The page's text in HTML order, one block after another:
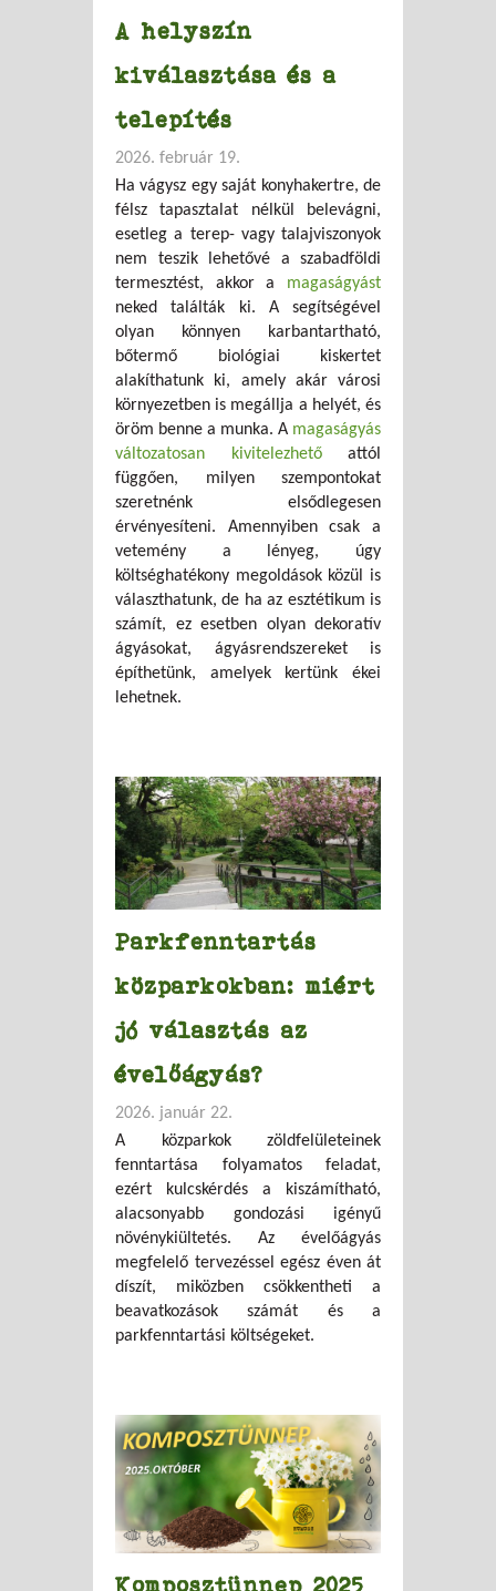
A helyszín
kiválasztása és a
telepítés
2026. február 19.
Ha vágysz egy saját konyhakertre, de
félsz tapasztalat nélkül belevágni,
esetleg a terep- vagy talajviszonyok
nem teszik lehetővé a szabadföldi
termesztést, akkor a magaságyást
neked találták ki. A segítségével
olyan könnyen karbantartható,
bőtermő biológiai kiskertet
alakíthatunk ki, amely akár városi
környezetben is megállja a helyét, és
öröm benne a munka. A magaságyás
változatosan kivitelezhetőattól
függően, milyen szempontokat
szeretnénk elsődlegesen
érvényesíteni. Amennyiben csak a
vetemény a lényeg, úgy
költséghatékony megoldások közül is
választhatunk, de ha az esztétikum is
számít, ez esetben olyan dekoratív
ágyásokat, ágyásrendszereket is
építhetünk, amelyek kertünk ékei
lehetnek.
Parkfenntartás
közparkokban: miért
jó választás az
évelőágyás?
2026. január 22.
A közparkok zöldfelületeinek
fenntartása folyamatos feladat,
ezért kulcskérdés a kiszámítható,
alacsonyabb gondozási igényű
növénykiültetés. Az évelőágyás
megfelelő tervezéssel egész éven át
díszít, miközben csökkentheti a
beavatkozások számát és a
parkfenntartási költségeket.
Komposztünnep 2025